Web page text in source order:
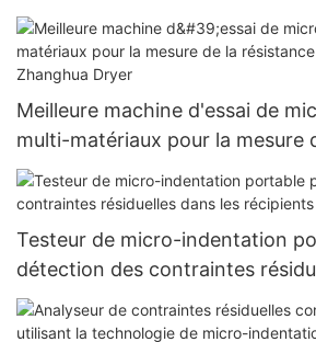
Meilleure machine d'essai de
multi-matériaux pour la mesure
et des contraintes - Zhanghua
Testeur de micro-indentation
détection des contraintes
récipients sous pression